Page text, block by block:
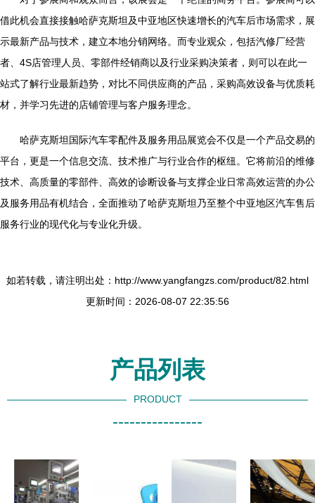
借此机会直接接触哈萨克斯坦及中亚地区快速增长的汽车后市场需求，展
示最新产品与技术，建立本地分销网络。而专业观众，包括汽修厂经营
者、4S店管理人员、零部件经销商以及行业采购决策者，则可以在此一
站式了解行业最新趋势，对比不同供应商的产品，采购高效设备与优质耗
材，并学习先进的店铺管理与客户服务理念。
哈萨克斯坦国际汽车零配件及服务用品展览会不仅是一个产品交易的
平台，更是一个信息交流、技术推广与行业合作的枢纽。它将前沿的维修
技术、高质量的零部件、高效的诊断设备与支撑企业日常高效运营的办公
及服务用品有机结合，全面推动了哈萨克斯坦乃至整个中亚地区汽车售后
服务行业的现代化与专业化升级。
如若转载，请注明出处：http://www.yangfangzs.com/product/82.html
更新时间：2026-08-07 22:35:56
产品列表
PRODUCT
----------------